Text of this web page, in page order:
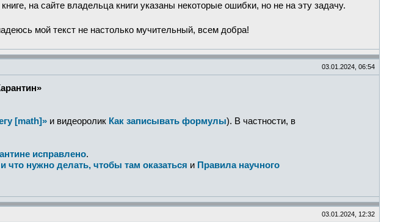
на сайте владельца книги указаны некоторые ошибки, но не на эту задачу.
мой текст не настолько мучительный, всем добра!
03.01.2024, 06:54
[math]» и видеоролик Как записывать формулы). В частности, в
исправлено.
что нужно делать, чтобы там оказаться и Правила научного
03.01.2024, 12:32